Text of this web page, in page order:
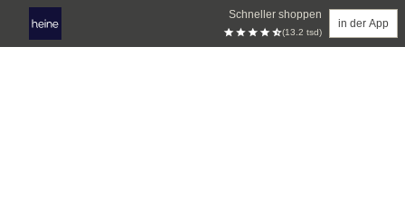
Schneller shoppen
(13.2 tsd)
in der App